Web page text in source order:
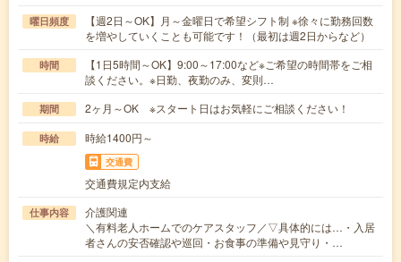
曜日頻度
【週2日～OK】月～金曜日で希望シフト制 ※徐々に勤務回数
を増やしていくことも可能です！（最初は週2日からなど）
時間
【1日5時間～OK】9:00～17:00など※ご希望の時間帯をご相
談ください。※日勤、夜勤のみ、変則…
期間 2ヶ月～OK ※スタート日はお気軽にご相談ください！
時給 時給1400円～
交通費
交通費規定内支給
仕事内容
介護関連
＼有料老人ホームでのケアスタッフ／▽具体的には…・入居
者さんの安否確認や巡回・お食事の準備や見守り・…